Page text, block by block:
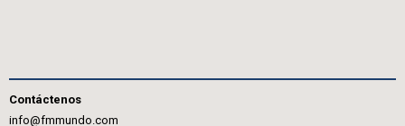
Contáctenos
info@fmmundo.com